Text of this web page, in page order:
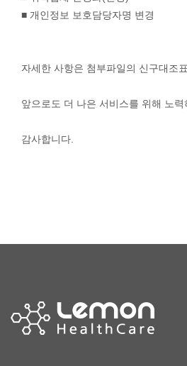
■ 개인정보 보호담당자명 변경
자세한 사항은 첨부파일의 신구대조
앞으로도 더 나은 서비스를 위해 노
감사합니다.